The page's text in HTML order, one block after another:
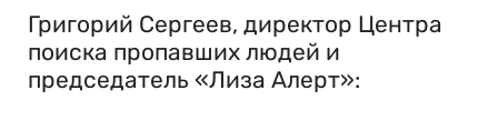
Григорий Сергеев, директор Центра
поиска пропавших людей и
председатель «Лиза Алерт»: